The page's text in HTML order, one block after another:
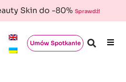
Skin do -80% Sprawdź!
Umów Spotkanie